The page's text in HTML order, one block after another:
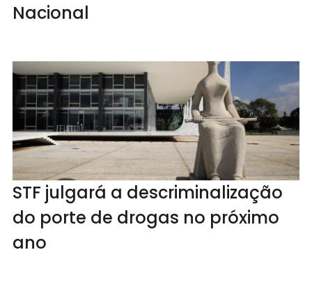
Nacional
STF julgará a descriminalização
do porte de drogas no próximo
ano